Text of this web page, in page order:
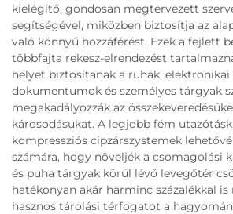
kielégítő, gondosan megtervezett
segítségével, miközben biztosítja az
való könnyű hozzáférést. Ezek a fejlett
többfajta rekesz-elrendezést
helyet biztosítanak a ruhák, elektronikai
dokumentumok és személyes tárgyak
megakadályozzák az
károsodásukat. A legjobb fém
kompressziós cipzárszystemek
számára, hogy növeljék a csomagolási
és puha tárgyak körül lévő levegőtér
hatékonyan akár harminc százalékkal is
hasznos tárolási térfogatot a